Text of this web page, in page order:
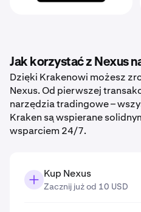
Jak korzystać z Nexus
Dzięki Krakenowi możesz
Nexus. Od pierwszej
narzędzia tradingowe –
Kraken są wspierane
wsparciem 24/7.
Kup Nexus
Zacznij już od 10 USD